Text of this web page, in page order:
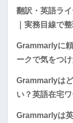
翻訳・英語ラ
｜実務目線で
Grammarlyに
ークで気をつ
Grammarlyは
い？英語在宅
Grammarlyは